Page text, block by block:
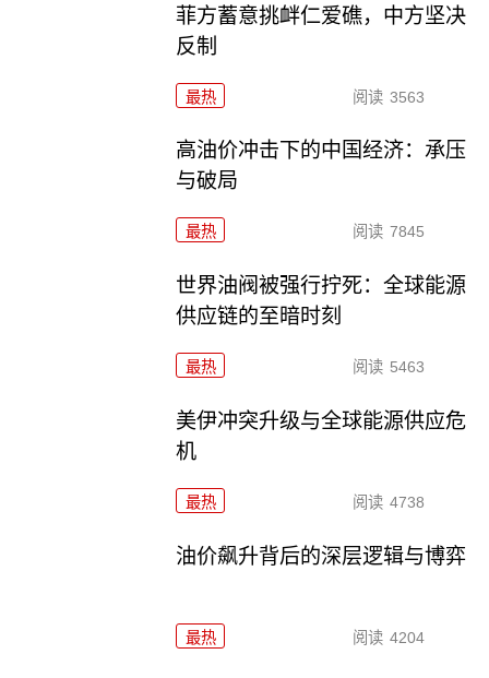
菲方蓄意挑衅仁爱礁，中方坚决
反制
最热 阅读 3563
高油价冲击下的中国经济：承压
与破局
最热 阅读 7845
世界油阀被强行拧死：全球能源
供应链的至暗时刻
最热 阅读 5463
美伊冲突升级与全球能源供应危
机
最热 阅读 4738
油价飙升背后的深层逻辑与博弈
最热 阅读 4204